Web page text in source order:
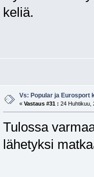
keliä.
Vs: Popular ja Eurosport
« Vastaus #31 : 24 Huhtikuu,
Tulossa
lähetyksi